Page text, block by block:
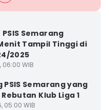
Semarang
Tampil Tinggi di
2025
06:00 WIB
PSIS Semarang yang
Klub Liga 1
05:00 WIB